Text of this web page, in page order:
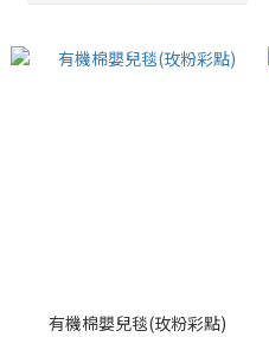
有機棉嬰兒毯(玫粉彩點)